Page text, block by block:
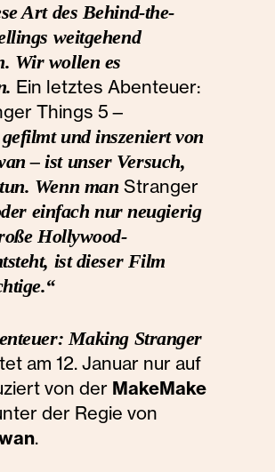
Art des Behind-the-
weitgehend
Wir wollen es
Ein letztes Abenteuer:
Things 5 –
und inszeniert von
– ist unser Versuch,
Wenn man Stranger
einfach nur neugierig
Hollywood-
ist dieser Film
Making Stranger
am 12. Januar nur auf
von der MakeMake
der Regie von
.‍